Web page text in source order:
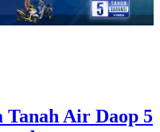
Tanah Air Daop 5